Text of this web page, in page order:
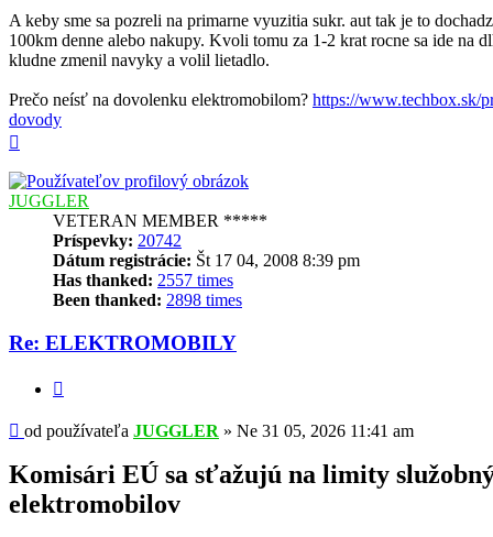
A keby sme sa pozreli na primarne vyuzitia sukr. aut tak je to
100km denne alebo nakupy. Kvoli tomu za 1-2 krat rocne sa ide na
kludne zmenil navyky a volil lietadlo.
Prečo neísť na dovolenku elektromobilom? https://www.techbox.sk/
dovody
JUGGLER
VETERAN MEMBER *****
Príspevky: 20742
Dátum registrácie: Št 17 04, 2008 8:39 pm
Has thanked: 2557 times
Been thanked: 2898 times
Re: ELEKTROMOBILY
Príspevok
od používateľa JUGGLER » Ne 31 05, 2026 11:41 am
Komisári EÚ sa sťažujú na limity
elektromobilov